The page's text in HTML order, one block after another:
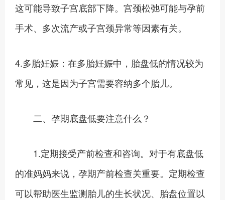
这可能导致子宫底部下降。宫颈松弛可能与孕前
手术、多次流产或子宫颈异常等因素有关。
4.多胎妊娠：在多胎妊娠中，胎盘低的情况较为
常见，这是因为子宫需要容纳多个胎儿。
二、孕期底盘低要注意什么？
1.定期接受产前检查和咨询。对于有底盘低
的准妈妈来说，孕期产前检查关重要。定期检查
可以帮助医生监测胎儿的生长状况、胎盘位置以